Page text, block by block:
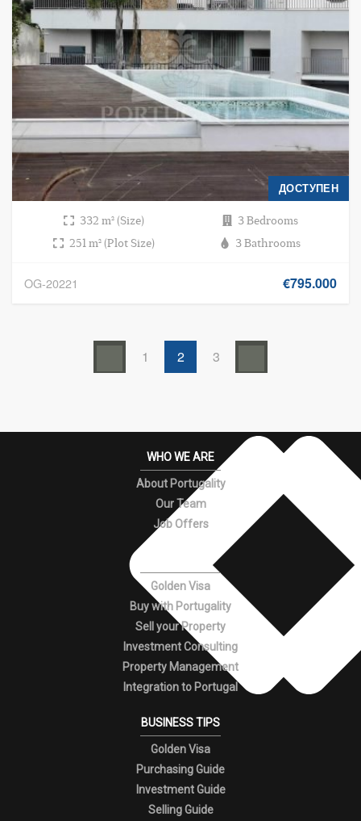
ДОСТУПЕН
332 m² (Size)
3 Bedrooms
251 m² (Plot Size)
3 Bathrooms
OG-20221 €795.000
1 2 3
WHO WE ARE
About Portugality
Our Team
Job Offers
Golden Visa
Buy with Portugality
Sell your Property
Investment Consulting
Property Management
Integration to Portugal
BUSINESS TIPS
Golden Visa
Purchasing Guide
Investment Guide
Selling Guide